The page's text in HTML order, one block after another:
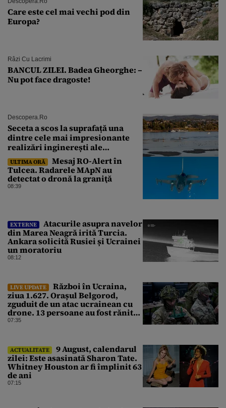
Care este cel mai vechi pod din
Europa?
Râzi Cu Lacrimi
BANCUL ZILEI. Badea Gheorghe: –
Nu pot face dragoste!
Descopera.ro
Seceta a scos la suprafață una
dintre cele mai impresionante
realizări inginerești ale
Imperiului Roman
ULTIMA ORĂ
Mesaj RO-Alert în
Tulcea. Radarele MApN au
detectat o dronă la graniţă
08:39
EXTERNE
Atacurile asupra navelor
din Marea Neagră irită Turcia.
Ankara solicită Rusiei și Ucrainei
un moratoriu
08:12
LIVE UPDATE
Război în Ucraina,
ziua 1.627. Orașul Belgorod,
zguduit de un atac ucrainean cu
drone. 13 persoane au fost rănite
și mai multe clădiri, incendiate
07:35
ACTUALITATE
9 August, calendarul
zilei: Este asasinată Sharon Tate.
Whitney Houston ar fi împlinit 63
de ani
07:15